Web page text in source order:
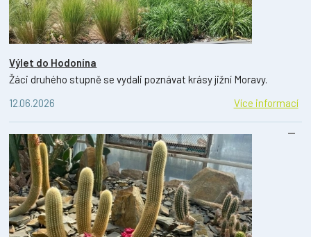
Výlet do Hodonína
Žáci druhého stupně se vydali poznávat krásy jižní Moravy.
12.06.2026
Více informací